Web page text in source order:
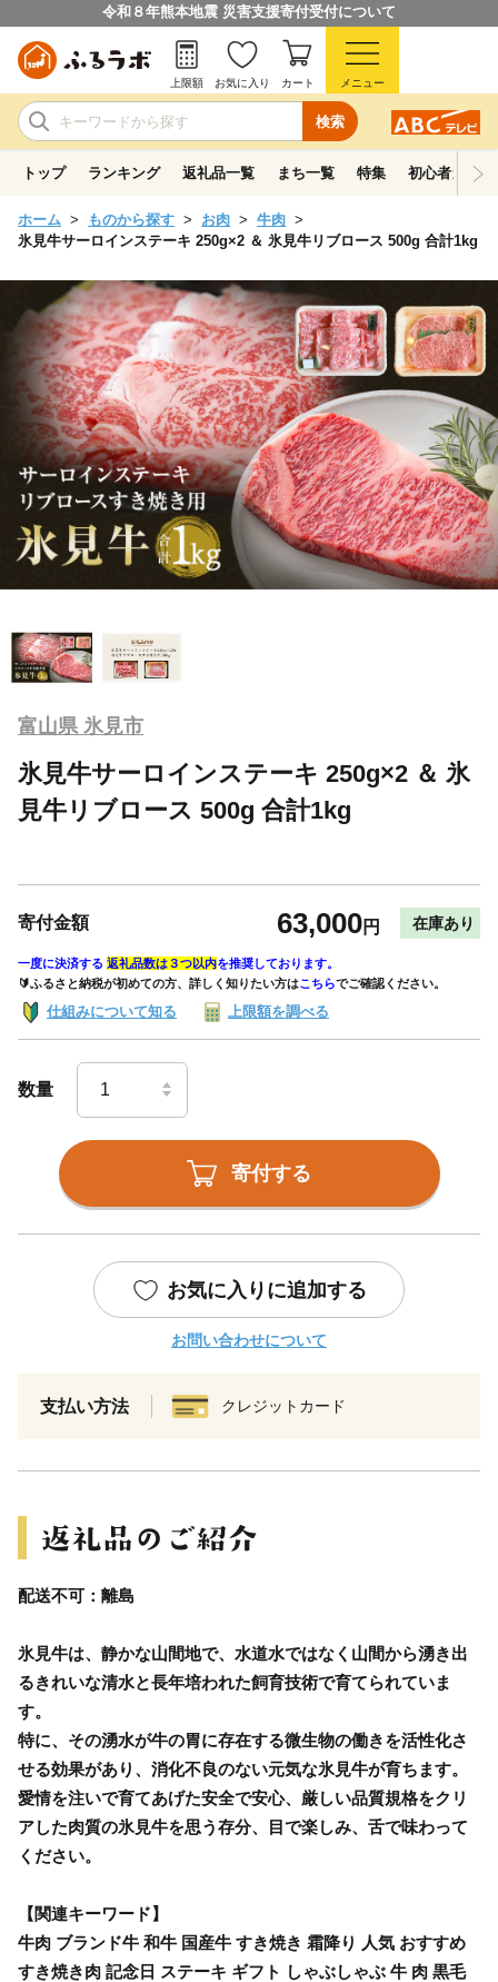
令和８年熊本地震 災害支援寄付受付について
検索
上限額 お気に入り カート メニュー
トップ ランキング 返礼品一覧 まち一覧 特集 初心者ガイド
ホーム ものから探す お肉
牛肉
氷見牛サーロインステーキ 250g×2 ＆ 氷見牛リブロース 500g 合計1kg
富山県 氷見市
氷見牛サーロインステーキ 250g×2 ＆ 氷
見牛リブロース 500g 合計1kg
寄付金額 63,000円 在庫あり
一度に決済する 返礼品数は３つ以内を推奨しております。
🔰ふるさと納税が初めての方、詳しく知りたい方はこちらでご確認ください。
仕組みについて知る 上限額を調べる
数量
寄付する
お気に入りに追加する
お問い合わせについて
支払い方法 クレジットカード
配送不可：離島
氷見牛は、静かな山間地で、水道水ではなく山間から湧き出
るきれいな清水と長年培われた飼育技術で育てられていま
す。
特に、その湧水が牛の胃に存在する微生物の働きを活性化さ
せる効果があり、消化不良のない元気な氷見牛が育ちます。
愛情を注いで育てあげた安全で安心、厳しい品質規格をクリ
アした肉質の氷見牛を思う存分、目で楽しみ、舌で味わって
ください。
【関連キーワード】
牛肉 ブランド牛 和牛 国産牛 すき焼き 霜降り 人気 おすすめ
すき焼き肉 記念日 ステーキ ギフト しゃぶしゃぶ 牛 肉 黒毛